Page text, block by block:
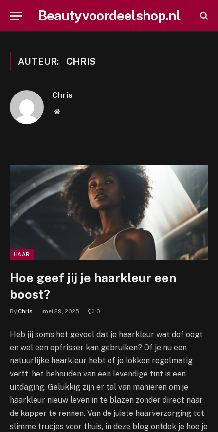
Beautyvoordeelshop.nl
AUTEUR: CHRIS
Chris
Website
HAAR
Hoe geef jij je haarkleur een
boost?
By Chris mei 29, 2025 0
Heb jij soms het gevoel dat je haarkleur wat dof oogt
en wel een opfrisser kan gebruiken? Of je nu een
natuurlijke haarkleur hebt of je lokken regelmatig
verft, het behouden van een levendige tint is een
uitdaging. Gelukkig zijn er tal van manieren om je
haarkleur nieuw leven in te blazen zonder direct naar
de kapper te rennen. Van de juiste haarverzorging tot
slimme trucjes voor thuis, in deze blog ontdek je hoe je